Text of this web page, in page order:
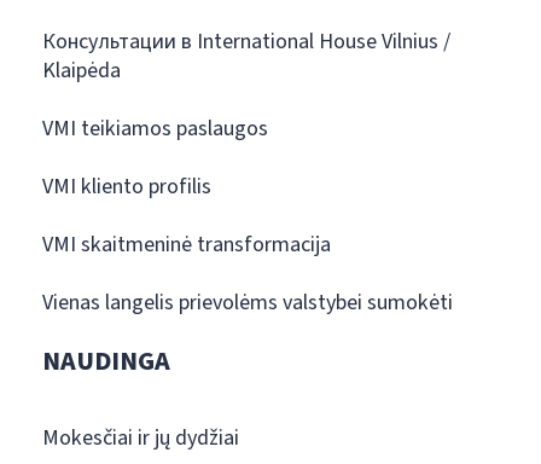
Консультации в International House Vilnius /
Klaipėda
VMI teikiamos paslaugos
VMI kliento profilis
VMI skaitmeninė transformacija
Vienas langelis prievolėms valstybei sumokėti
NAUDINGA
Mokesčiai ir jų dydžiai